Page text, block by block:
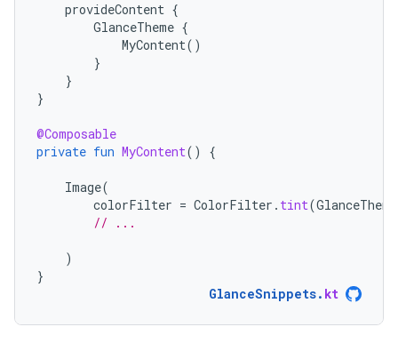
provideContent {
GlanceTheme {
MyContent()
}
}
}
@Composable
private fun MyContent() {
Image(
colorFilter = ColorFilter . tint(GlanceTheme
// ...
)
}
GlanceSnippets. kt